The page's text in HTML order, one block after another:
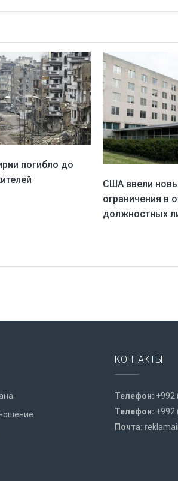
погибло до
США ввели
ограничения в
должностных
КОНТАКТЫ
Телефон: +992
Телефон: +992
Почта: